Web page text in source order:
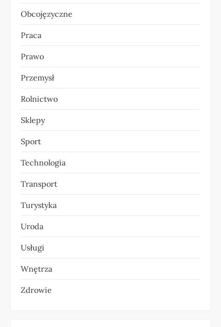
Obcojęzyczne
Praca
Prawo
Przemysł
Rolnictwo
Sklepy
Sport
Technologia
Transport
Turystyka
Uroda
Usługi
Wnętrza
Zdrowie